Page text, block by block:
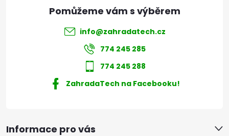
Informace pro vás
info@zahradatech.cz
774 245 285
774 245 288
ZahradaTech na Facebooku!